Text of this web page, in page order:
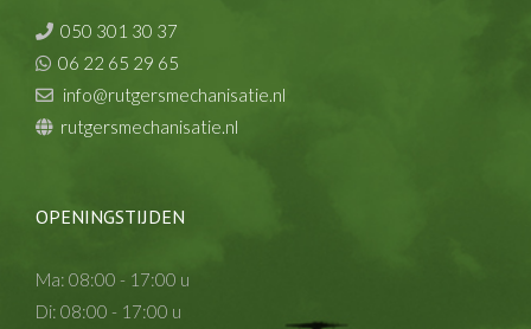
050 301 30 37
06 22 65 29 65
info@rutgersmechanisatie.nl
rutgersmechanisatie.nl
OPENINGSTIJDEN
Ma: 08:00 - 17:00 u
Di: 08:00 - 17:00 u